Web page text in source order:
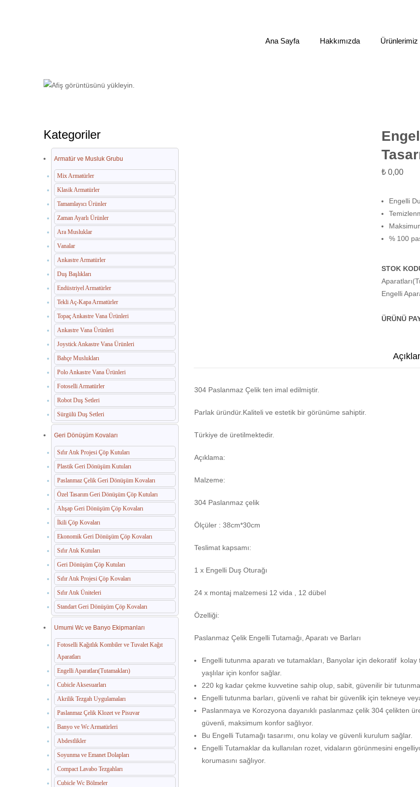
Ana Sayfa Hakkımızda Ürünlerimiz
Kategoriler
Armatür ve Musluk Grubu
Mix Armatürler
Klasik Armatürler
Tamamlayıcı Ürünler
Zaman Ayarlı Ürünler
Ara Musluklar
Vanalar
Ankastre Armatürler
Duş Başlıkları
Endüstriyel Armatürler
Tekli Aç-Kapa Armatürler
Topaç Ankastre Vana Ürünleri
Ankastre Vana Ürünleri
Joystick Ankastre Vana Ürünleri
Bahçe Muslukları
Polo Ankastre Vana Ürünleri
Fotoselli Armatürler
Robot Duş Setleri
Sürgülü Duş Setleri
Geri Dönüşüm Kovaları
Sıfır Atık Projesi Çöp Kutuları
Plastik Geri Dönüşüm Kutuları
Paslanmaz Çelik Geri Dönüşüm Kovaları
Özel Tasarım Geri Dönüşüm Çöp Kutuları
Ahşap Geri Dönüşüm Çöp Kovaları
İkili Çöp Kovaları
Ekonomik Geri Dönüşüm Çöp Kovaları
Sıfır Atık Kutuları
Geri Dönüşüm Çöp Kutuları
Sıfır Atık Projesi Çöp Kovaları
Sıfır Atık Üniteleri
Standart Geri Dönüşüm Çöp Kovaları
Umumi Wc ve Banyo Ekipmanları
Fotoselli Kağıtlık Kombiler ve Tuvalet Kağıt
Aparatları
Engelli Aparatları(Tutamakları)
Cubicle Aksesuarları
Akrilik Tezgah Uygulamaları
Paslanmaz Çelik Klozet ve Pisuvar
Banyo ve Wc Armatürleri
Abdestlikler
Soyunma ve Emanet Dolapları
Compact Lavabo Tezgahları
Cubicle Wc Bölmeler
₺ 0,00
Engelli
% 100
STOK
Engelli
ÜRÜNÜ
304 Paslanmaz Çelik ten imal edilmiştir.
Parlak üründür.Kaliteli ve estetik bir görünüme sahiptir.
Türkiye de üretilmektedir.
Açıklama:
Malzeme:
304 Paslanmaz çelik
Ölçüler : 38cm*30cm
Teslimat kapsamı:
1 x Engelli Duş Oturağı
24 x montaj malzemesi 12 vida , 12 dübel
Özelliği:
Paslanmaz Çelik Engelli Tutamağı, Aparatı ve Barları
Engelli tutunma aparatı ve tutamakları, Banyolar için dekoratif
yaşlılar için konfor sağlar.
220 kg kadar çekme kuvvetine sahip olup, sabit, güvenilir bir tutunma
Engelli tutunma barları, güvenli ve rahat bir güvenlik için tekneye
Paslanmaya ve Korozyona dayanıklı paslanmaz çelik 304 çelikten
güvenli, maksimum konfor sağlıyor.
Bu Engelli Tutamağı tasarımı, onu kolay ve güvenli kurulum sağlar.
Engelli Tutamaklar da kullanılan rozet, vidaların görünmesini
korumasını sağlıyor.